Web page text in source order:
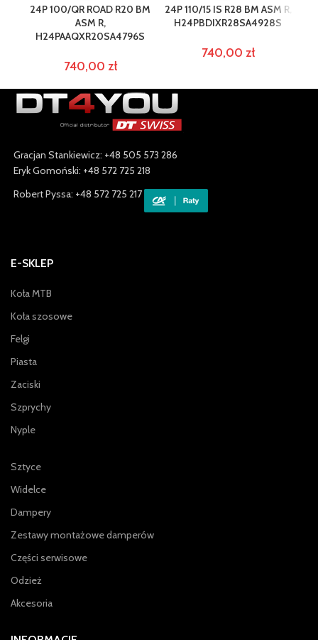
24P 100/QR ROAD R20 BM
ASM R,
H24PAAQXR20SA4796S
740,00 zł
24P 110/15 IS R28 BM ASM R,
H24PBDIXR28SA4928S
740,00 zł
Gracjan Stankiewicz: +48 505 573 286
Eryk Gomoński: +48 572 725 218
Robert Pyssa: +48 572 725 217
E-SKLEP
Koła MTB
Koła szosowe
Felgi
Piasta
Zaciski
Szprychy
Nyple
Sztyce
Widelce
Dampery
Zestawy montażowe damperów
Części serwisowe
Odzież
Akcesoria